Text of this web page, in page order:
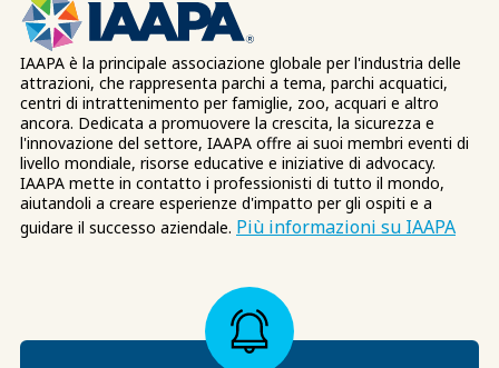
IAAPA è la principale associazione globale per l'industria delle
attrazioni, che rappresenta parchi a tema, parchi acquatici,
centri di intrattenimento per famiglie, zoo, acquari e altro
ancora. Dedicata a promuovere la crescita, la sicurezza e
l'innovazione del settore, IAAPA offre ai suoi membri eventi di
livello mondiale, risorse educative e iniziative di advocacy.
IAAPA mette in contatto i professionisti di tutto il mondo,
aiutandoli a creare esperienze d'impatto per gli ospiti e a
guidare il successo aziendale. Più informazioni su IAAPA